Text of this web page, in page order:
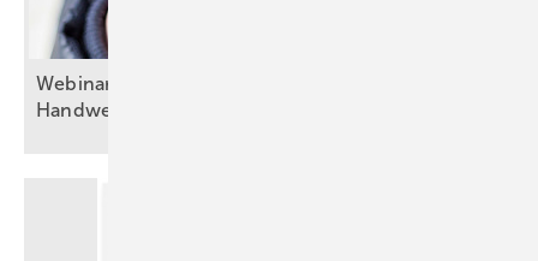
Webinarreihe: „KI und Digitalisierung im
Handwerk“